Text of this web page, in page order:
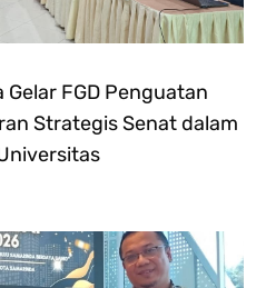
Gelar FGD Penguatan
Strategis Senat dalam